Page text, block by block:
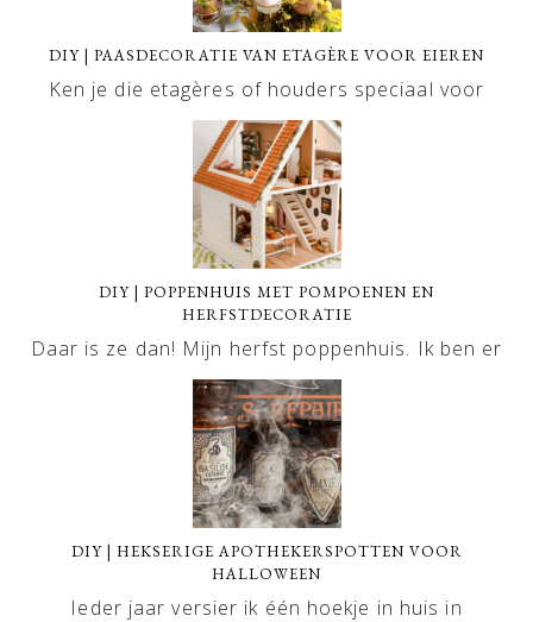
DIY | PAASDECORATIE VAN ETAGÈRE VOOR EIEREN
Ken je die etagères of houders speciaal voor
DIY | POPPENHUIS MET POMPOENEN EN
HERFSTDECORATIE
Daar is ze dan! Mijn herfst poppenhuis. Ik ben er
DIY | HEKSERIGE APOTHEKERSPOTTEN VOOR
HALLOWEEN
Ieder jaar versier ik één hoekje in huis in